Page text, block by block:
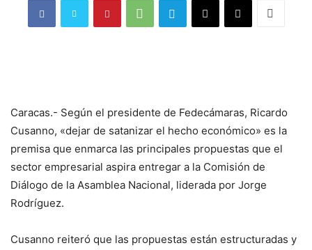
Caracas.- Según el presidente de Fedecámaras, Ricardo
Cusanno, «dejar de satanizar el hecho económico» es la
premisa que enmarca las principales propuestas que el
sector empresarial aspira entregar a la Comisión de
Diálogo de la Asamblea Nacional, liderada por Jorge
Rodríguez.
Cusanno reiteró que las propuestas están estructuradas y